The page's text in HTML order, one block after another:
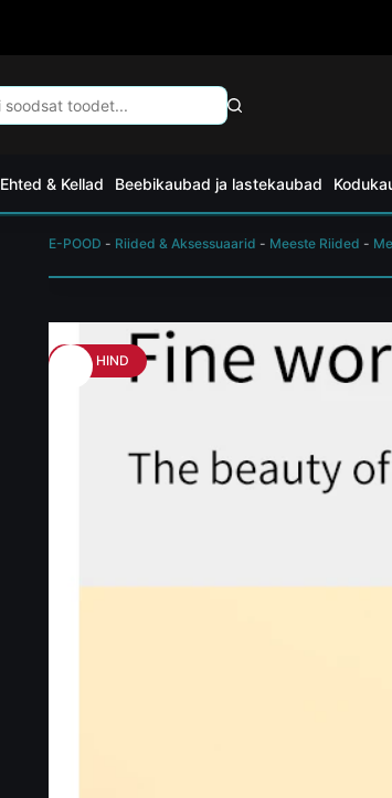
Ehted & Kellad Beebikaubad ja lastekaubad
E-POOD - Riided & Aksessuaarid - Meeste Riided -
HEA HIND